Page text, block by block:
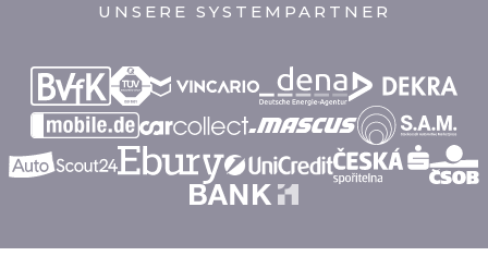
UNSERE SYSTEMPARTNER